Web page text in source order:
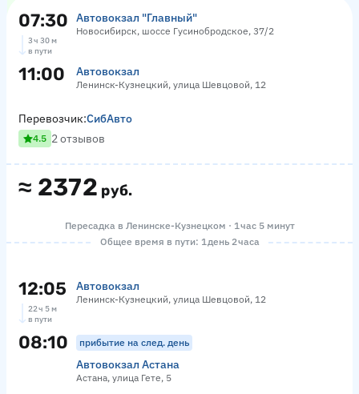
07:30 Автовокзал "Главный"
Новосибирск, шоссе Гусинобродское, 37/2
3 ч 30 м
в пути
11:00 Автовокзал
Ленинск-Кузнецкий, улица Шевцовой, 12
≈ 2372 руб.
Перевозчик:СибАвто
4.5 2 отзывов
Пересадка в Ленинске-Кузнецком · 1 час 5 минут
Общее время в пути: 1 день 2 часа
12:05 Автовокзал
Ленинск-Кузнецкий, улица Шевцовой, 12
22 ч 5 м
в пути
08:10 прибытие на след. день
Автовокзал Астана
Астана, улица Гете, 5